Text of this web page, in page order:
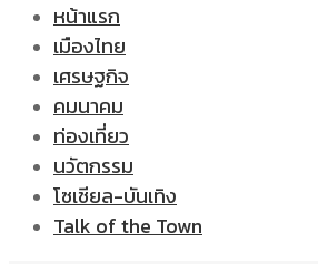
หน้าแรก
เมืองไทย
เศรษฐกิจ
คมนาคม
ท่องเที่ยว
นวัตกรรม
โซเชียล-บันเทิง
Talk of the Town